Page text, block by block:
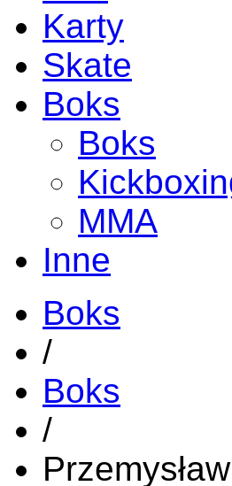
Karty
Skate
Boks
Boks
MMA
Inne
Boks
/
Boks
/